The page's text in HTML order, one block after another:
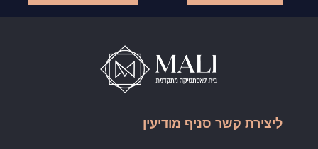
ליצירת קשר סניף מודיעין